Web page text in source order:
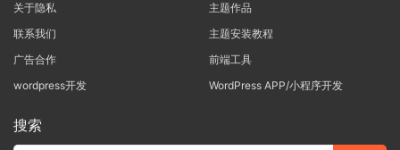
关于隐私
联系我们
广告合作
wordpress开发
主题作品
主题安装教程
前端工具
WordPress APP/小程序开发
搜索